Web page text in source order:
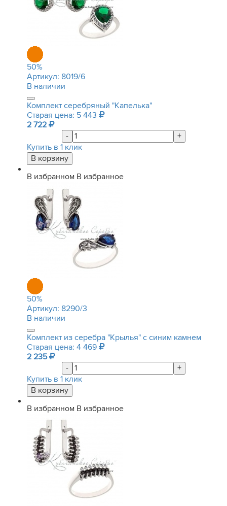
50%
Артикул: 8019/6
В наличии
Комплект серебряный "Капелька"
Старая цена: 5 443
2 722
-
+
Купить в 1 клик
В избранном В избранное
50%
Артикул: 8290/3
В наличии
Комплект из серебра "Крылья" с синим камнем
Старая цена: 4 469
2 235
-
+
Купить в 1 клик
В избранном В избранное